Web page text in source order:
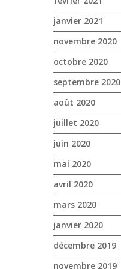
janvier 2021
novembre 2020
octobre 2020
septembre 2020
août 2020
juillet 2020
juin 2020
mai 2020
avril 2020
mars 2020
janvier 2020
décembre 2019
novembre 2019